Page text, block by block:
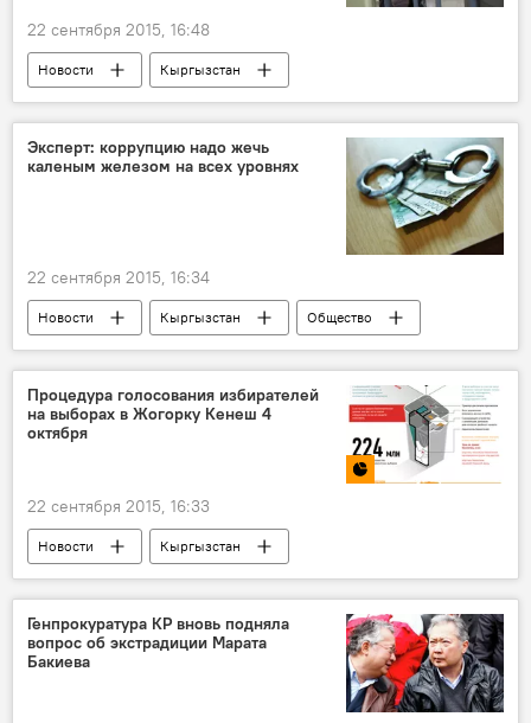
22 сентября 2015, 16:48
Новости
Кыргызстан
Происшествия
Бишкек
ГУВД Бишкека
видео
Эксперт: коррупцию надо жечь
каленым железом на всех уровнях
22 сентября 2015, 16:34
Новости Кыргызстан
Общество
Мнение
Токтогул Какчекеев
Вячеслав Гайзер
Алмазбек Атамбаев
коррупция
борьба с коррупцией
Процедура голосования избирателей
на выборах в Жогорку Кенеш 4
октября
22 сентября 2015, 16:33
Новости
Кыргызстан
Инфографика
Общество
По каким правилам проходят выборы в Жогорку Кенеш
урна
Генпрокуратура КР вновь подняла
вопрос об экстрадиции Марата
Бакиева